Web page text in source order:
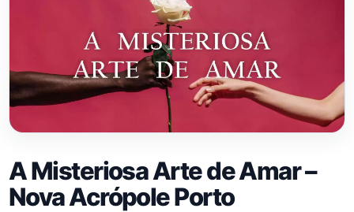
A Misteriosa Arte de Amar –
Nova Acrópole Porto